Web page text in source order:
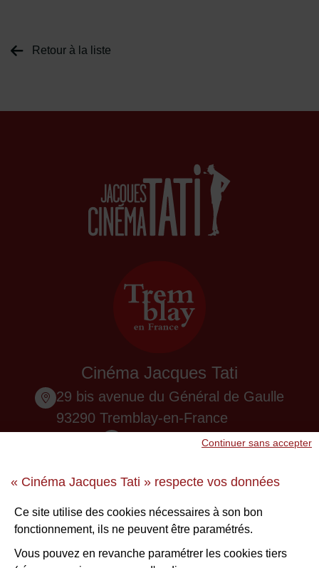
« Cinéma Jacques Tati » respecte vos données
Ce site utilise des cookies nécessaires à son bon
fonctionnement, ils ne peuvent être paramétrés.
Vous pouvez en revanche paramétrer les cookies tiers
Continuer sans accepter
Retour à la liste
Cinéma Jacques Tati
29 bis avenue du Général de Gaulle
93290 Tremblay-en-France
01 48 61 87 55
Ne ratez aucune infos !